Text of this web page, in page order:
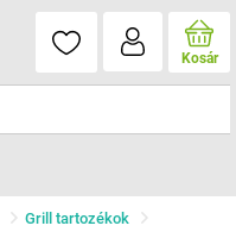
Kosár
Grill tartozékok